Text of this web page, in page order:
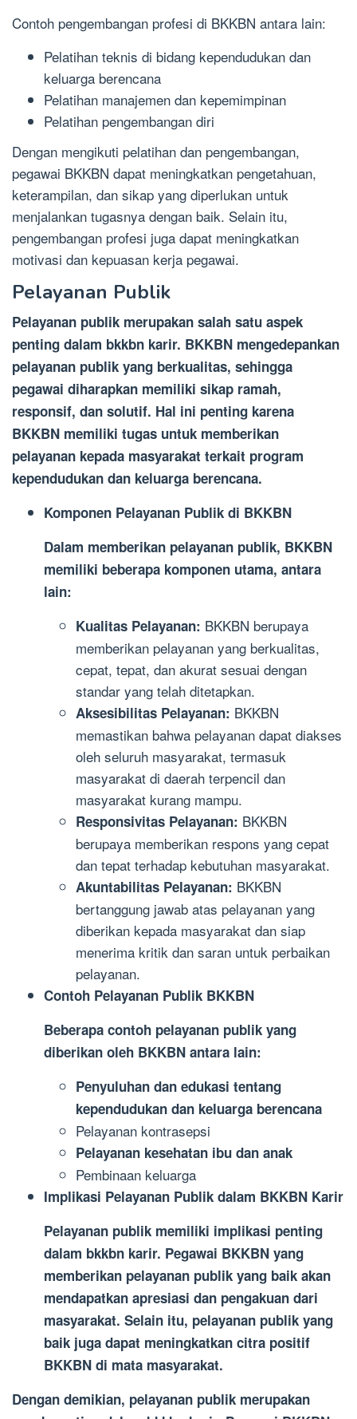
Contoh pengembangan profesi di BKKBN antara lain:
Pelatihan teknis di bidang kependudukan dan
keluarga berencana
Pelatihan manajemen dan kepemimpinan
Pelatihan pengembangan diri
Dengan mengikuti pelatihan dan pengembangan,
pegawai BKKBN dapat meningkatkan pengetahuan,
keterampilan, dan sikap yang diperlukan untuk
menjalankan tugasnya dengan baik. Selain itu,
pengembangan profesi juga dapat meningkatkan
motivasi dan kepuasan kerja pegawai.
Pelayanan Publik
Pelayanan publik merupakan salah satu aspek
penting dalam bkkbn karir. BKKBN mengedepankan
pelayanan publik yang berkualitas, sehingga
pegawai diharapkan memiliki sikap ramah,
responsif, dan solutif. Hal ini penting karena
BKKBN memiliki tugas untuk memberikan
pelayanan kepada masyarakat terkait program
kependudukan dan keluarga berencana.
Komponen Pelayanan Publik di BKKBN
Dalam memberikan pelayanan publik, BKKBN
memiliki beberapa komponen utama, antara
lain:
Kualitas Pelayanan: BKKBN berupaya
memberikan pelayanan yang berkualitas,
cepat, tepat, dan akurat sesuai dengan
standar yang telah ditetapkan.
Aksesibilitas Pelayanan: BKKBN
memastikan bahwa pelayanan dapat diakses
oleh seluruh masyarakat, termasuk
masyarakat di daerah terpencil dan
masyarakat kurang mampu.
Responsivitas Pelayanan: BKKBN
berupaya memberikan respons yang cepat
dan tepat terhadap kebutuhan masyarakat.
Akuntabilitas Pelayanan: BKKBN
bertanggung jawab atas pelayanan yang
diberikan kepada masyarakat dan siap
menerima kritik dan saran untuk perbaikan
pelayanan.
Contoh Pelayanan Publik BKKBN
Beberapa contoh pelayanan publik yang
diberikan oleh BKKBN antara lain:
Penyuluhan dan edukasi tentang
kependudukan dan keluarga berencana
Pelayanan kontrasepsi
Pelayanan kesehatan ibu dan anak
Pembinaan keluarga
Implikasi Pelayanan Publik dalam BKKBN Karir
Pelayanan publik memiliki implikasi penting
dalam bkkbn karir. Pegawai BKKBN yang
memberikan pelayanan publik yang baik akan
mendapatkan apresiasi dan pengakuan dari
masyarakat. Selain itu, pelayanan publik yang
baik juga dapat meningkatkan citra positif
BKKBN di mata masyarakat.
Dengan demikian, pelayanan publik merupakan